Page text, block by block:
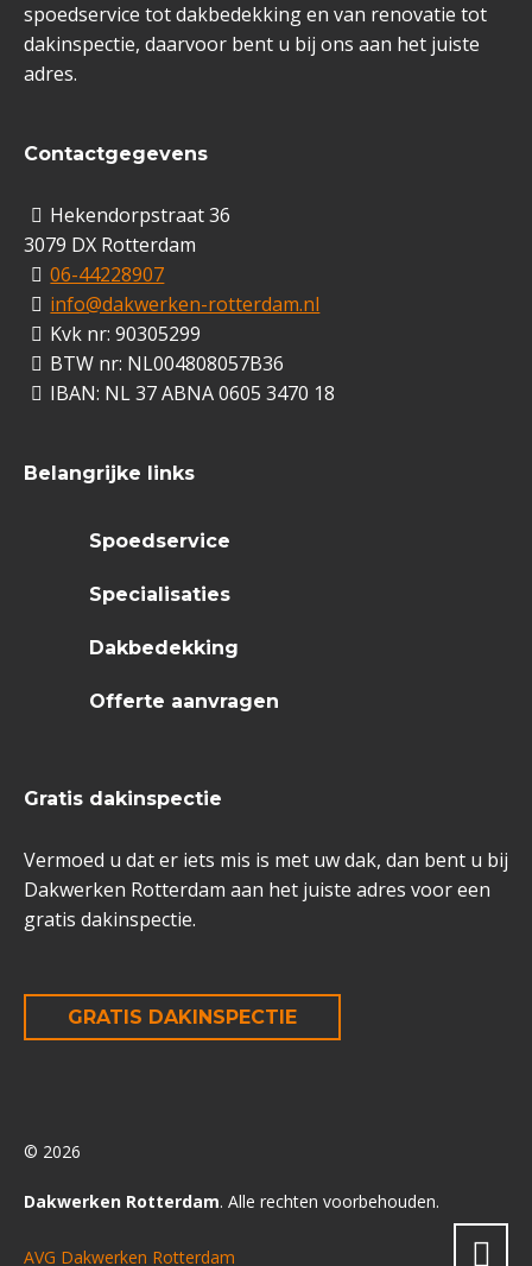
spoedservice tot dakbedekking en van renovatie tot
dakinspectie, daarvoor bent u bij ons aan het juiste
adres.
Contactgegevens
Hekendorpstraat 36
3079 DX Rotterdam
06-44228907
info@dakwerken-rotterdam.nl
Kvk nr: 90305299
BTW nr: NL004808057B36
IBAN: NL 37 ABNA 0605 3470 18
Belangrijke links
Spoedservice
Specialisaties
Dakbedekking
Offerte aanvragen
Gratis dakinspectie
Vermoed u dat er iets mis is met uw dak, dan bent u bij
Dakwerken Rotterdam aan het juiste adres voor een
gratis dakinspectie.
GRATIS DAKINSPECTIE
© 2026
Dakwerken Rotterdam. Alle rechten voorbehouden.
AVG Dakwerken Rotterdam